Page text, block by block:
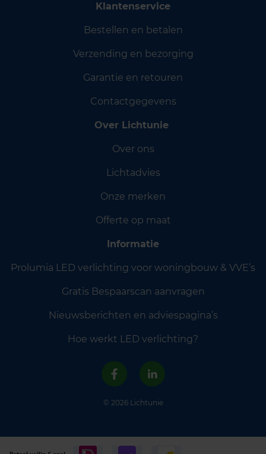
Klantenservice
Bestellen en betalen
Verzending en bezorging
Garantie en retouren
Contactgegevens
Over Lichtunie
Over ons
Lichtadvies
Onze merken
Offerte op maat
Informatie
Prolumia LED verlichting voor woningbouw & VVE’s
Gratis Bespaarscan aanvragen
Nieuwsberichten en adviespagina’s
Hoe werkt LED verlichting?
© 2026 Lichtunie